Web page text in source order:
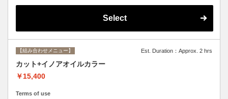
Select
【組み合わせメニュー】 Est. Duration：Approx. 2 hrs
カット+イノアオイルカラー
￥15,400
Terms of use